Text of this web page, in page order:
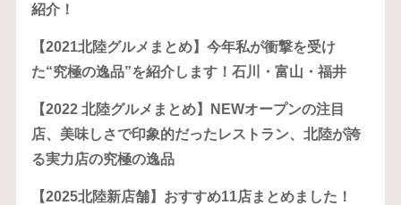
紹介！
【2021北陸グルメまとめ】今年私が衝撃を受け
た“究極の逸品”を紹介します！石川・富山・福井
【2022 北陸グルメまとめ】NEWオープンの注目
店、美味しさで印象的だったレストラン、北陸が誇
る実力店の究極の逸品
【2025北陸新店舗】おすすめ11店まとめました！